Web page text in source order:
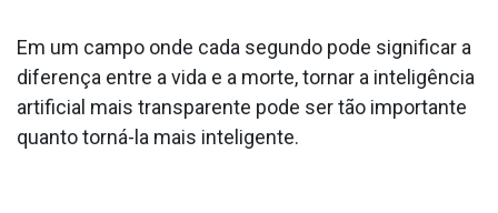
Em um campo onde cada segundo pode significar a
diferença entre a vida e a morte, tornar a inteligência
artificial mais transparente pode ser tão importante
quanto torná-la mais inteligente.